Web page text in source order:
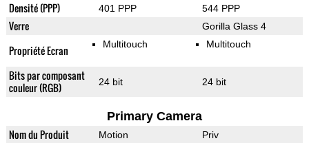
Densité (PPP) 401 PPP 544 PPP
Verre Gorilla Glass 4
Propriété Ecran Multitouch Multitouch
Bits par composant
couleur (RGB)
24 bit 24 bit
Primary Camera
Nom du Produit Motion Priv